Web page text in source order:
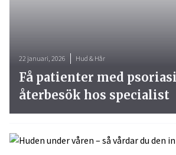
22 januari, 2026 Hud & Hår
Få patienter med
återbesök hos specialist